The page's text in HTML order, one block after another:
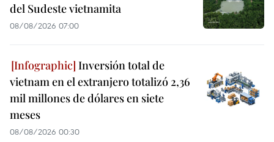
del Sudeste vietnamita
08/08/2026 07:00
Inversión total de
vietnam en el extranjero totalizó 2,36
mil millones de dólares en siete
meses
08/08/2026 00:30